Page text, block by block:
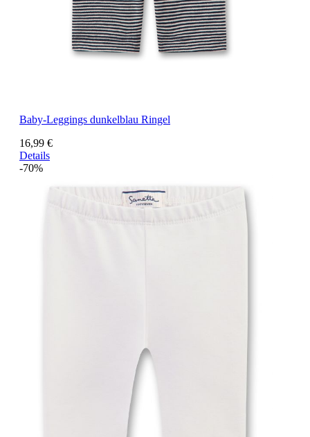
Baby-Leggings dunkelblau Ringel
16,99 €
Details
-70%